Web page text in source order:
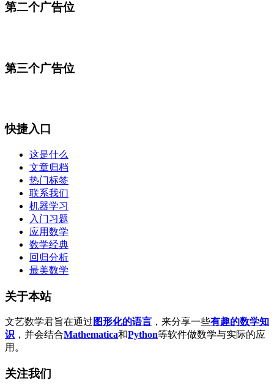
第二个广告位
第三个广告位
快捷入口
这是什么
文章归档
热门标签
联系我们
机器学习
入门习题
应用数学
数学经典
回归分析
最美数学
关于本站
文艺数学君旨在通过 图形化的语言 ，来分享一些有趣的数学知
识 ，并会结合Mathematica和Python等软件做数学与实际的应
用。
关注我们